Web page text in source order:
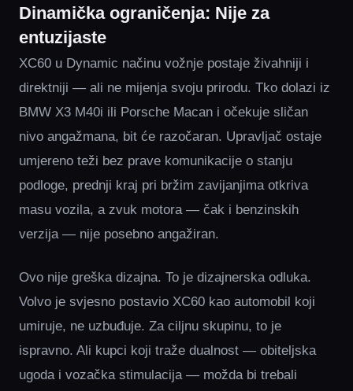
Dinamička ograničenja: Nije za
entuzijaste
XC60 u Dynamic načinu vožnje postaje živahniji i
direktniji — ali ne mijenja svoju prirodu. Tko dolazi iz
BMW X3 M40i ili Porsche Macan i očekuje sličan
nivo angažmana, bit će razočaran. Upravljač ostaje
umjereno teži bez prave komunikacije o stanju
podloge, prednji kraj pri bržim zavijanjima otkriva
masu vozila, a zvuk motora — čak i benzinskih
verzija — nije posebno angažiran.
Ovo nije greška dizajna. To je dizajnerska odluka.
Volvo je svjesno postavio XC60 kao automobil koji
umiruje, ne uzbuđuje. Za ciljnu skupinu, to je
ispravno. Ali kupci koji traže dualnost — obiteljska
ugoda i vozačka stimulacija — možda bi trebali